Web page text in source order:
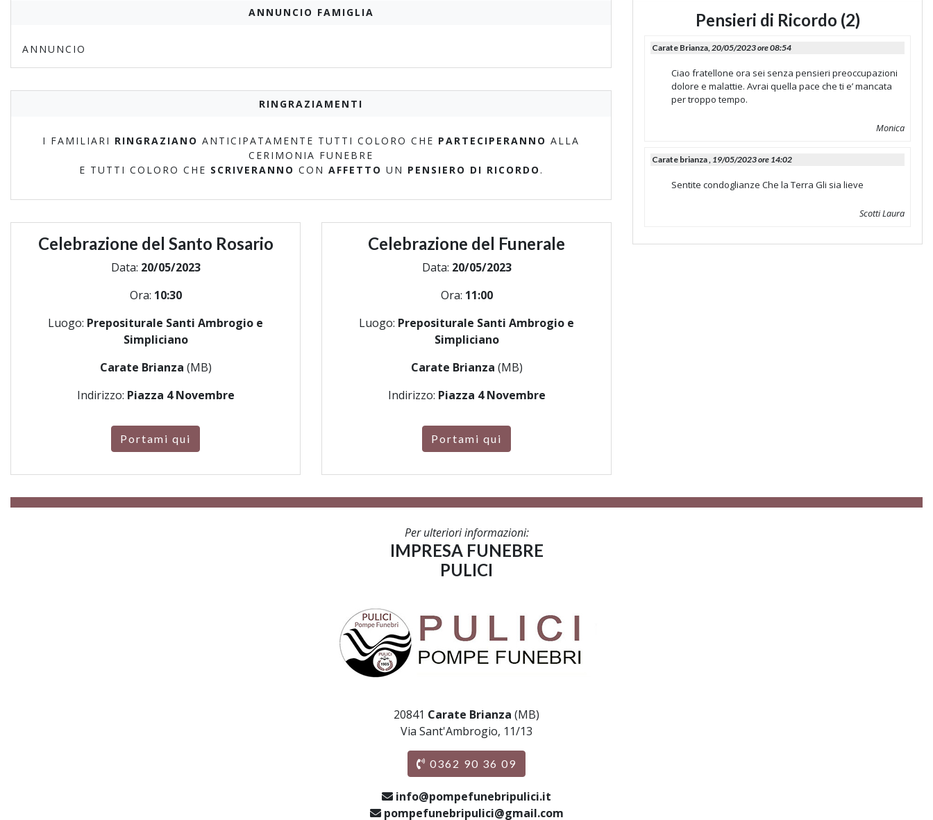
ANNUNCIO FAMIGLIA
ANNUNCIO
RINGRAZIAMENTI
I FAMILIARI RINGRAZIANO ANTICIPATAMENTE TUTTI COLORO CHE PARTECIPERANNO ALLA
CERIMONIA FUNEBRE
E TUTTI COLORO CHE SCRIVERANNO CON AFFETTO UN PENSIERO DI RICORDO .
Celebrazione del Santo Rosario
Data: 20/05/2023
Ora: 10:30
Luogo: Prepositurale Santi Ambrogio e
Simpliciano
Carate Brianza (MB)
Indirizzo: Piazza 4 Novembre
Portami qui
Celebrazione del Funerale
Data: 20/05/2023
Ora: 11:00
Luogo: Prepositurale Santi Ambrogio e
Simpliciano
Carate Brianza (MB)
Indirizzo: Piazza 4 Novembre
Portami qui
Pensieri di Ricordo (2)
Carate Brianza,20/05/2023 ore 08:54
Ciao fratellone ora sei senza pensieri preoccupazioni
dolore e malattie. Avrai quella pace che ti e’ mancata
per troppo tempo.
Monica
Carate brianza , 19/05/2023 ore 14:02
Sentite condoglianze Che la Terra Gli sia lieve
Scotti Laura
Per ulteriori informazioni:
IMPRESA FUNEBRE
PULICI
20841 Carate Brianza (MB)
Via Sant'Ambrogio, 11/13
0362 90 36 09
info@pompefunebripulici.it
pompefunebripulici@gmail.com